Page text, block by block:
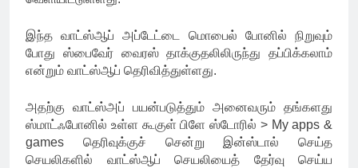
இந்த வாட்ஸ்ஆப் அப்டேட்டை மொபைல் போனில் நிறுவும்
போது ஸ்பைவேர் வைரஸ் தாக்குதலிலிருந்து தப்பிக்கலாம்
என்றும் வாட்ஸ்ஆப் தெரிவித்துள்ளது.
அதற்கு வாட்ஸ்அப் பயன்படுத்தும் அனைவரும் தங்களது
ஸ்மாட்ஃபோனில் உள்ள கூகுள் பிளே ஸ்டோரில் > My apps &
games தெரிவுக்குச் சென்று இன்ஸ்டால் செய்த
செயலிகளில் வாட்ஸ்ஆப் செயலியைத் தேர்வு செய்ய